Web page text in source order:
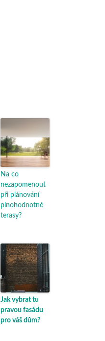
Na co
nezapomenout
při plánování
plnohodnotné
terasy?
Jak vybrat tu
pravou fasádu
pro váš dům?